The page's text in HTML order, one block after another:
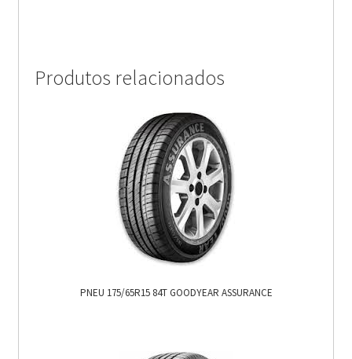
Produtos relacionados
PNEU 175/65R15 84T GOODYEAR ASSURANCE